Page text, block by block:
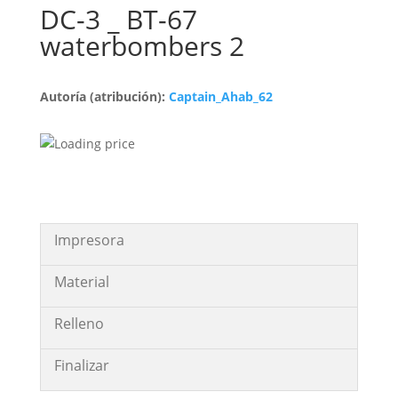
DC-3 _ BT-67
waterbombers 2
Autoría (atribución): Captain_Ahab_62
Impresora
Material
Relleno
Finalizar